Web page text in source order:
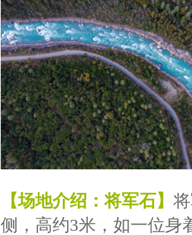
【场地介绍：将军石】
侧，高约3米，如一位身